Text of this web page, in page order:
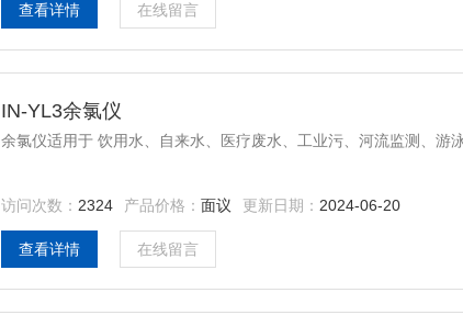
查看详情 在线留言
IN-YL3余氯仪
余氯仪适用于 饮用水、自来水、医疗废水、工业污、河流监测、游
访问次数： 2324 产品价格： 面议 更新日期： 2024-06-20
查看详情 在线留言